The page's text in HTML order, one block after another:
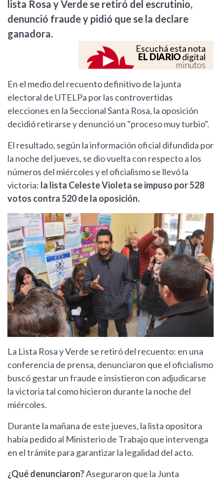
lista Rosa y Verde se retiró del escrutinio,
denunció fraude y pidió que se la declare
ganadora.
Escuchá esta nota
EL DIARIOdigital
minutos
En el medio del recuento definitivo de la junta
electoral de UTELPa por las controvertidas
elecciones en la Seccional Santa Rosa, la oposición
decidió retirarse y denunció un "proceso muy turbio".
El resultado, según la información oficial difundida por
la noche del jueves, se dio vuelta con respecto a los
números del miércoles y el oficialismo se llevó la
victoria: la lista Celeste Violeta se impuso por 528
votos contra 520 de la oposición.
La Lista Rosa y Verde se retiró del recuento: en una
conferencia de prensa, denunciaron que el oficialismo
buscó gestar un fraude e insistieron con adjudicarse
la victoria tal como hicieron durante la noche del
miércoles.
Durante la mañana de este jueves, la lista opositora
había pedido al Ministerio de Trabajo que intervenga
en el trámite para garantizar la legalidad del acto.
¿Qué denunciaron?Aseguraron que la Junta